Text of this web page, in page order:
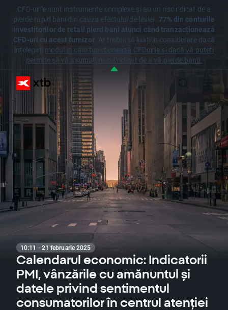
CFD-urile sunt instrumente complexe și au un risc ridicat de a
pierde rapid bani din cauza efectului de levier. 77% din conturile
investitorilor de retail pierd bani atunci când tranzacționează
CFD-uri cu acest furnizor. Ar trebui să luați în considerare dacă
înțelegeți modul în care funcționează CFDurile și dacă vă puteți
permite să vă asumați riscul ridicat de a vă pierde banii.
10:11 · 21 februarie 2025
Calendarul economic: Indicatorii
PMI, vânzările cu amănuntul și
datele privind sentimentul
consumatorilor în centrul atenției